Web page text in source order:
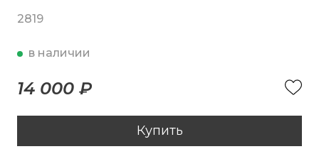
2819
в наличии
14 000 ₽
Купить